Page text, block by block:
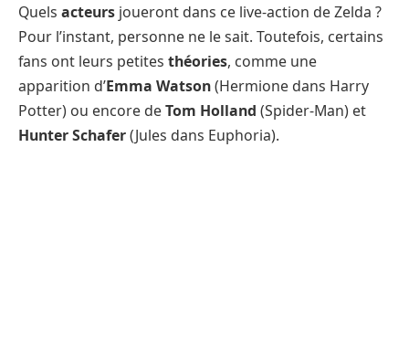
Quels acteurs joueront dans ce live-action de Zelda ?
Pour l’instant, personne ne le sait. Toutefois, certains
fans ont leurs petites théories, comme une
apparition d’Emma Watson(Hermione dans Harry
Potter) ou encore deTom Holland (Spider-Man) et
Hunter Schafer(Jules dans Euphoria).